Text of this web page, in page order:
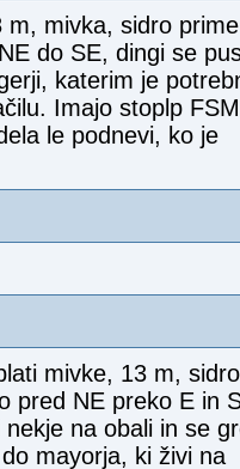
m, mivka, sidro
do SE, dingi se
katerim je
Imajo stoplp FSM
le podnevi, ko je
mivke, 13 m, sidro
pred NE preko E in
na obali in se
mayorja, ki živi na